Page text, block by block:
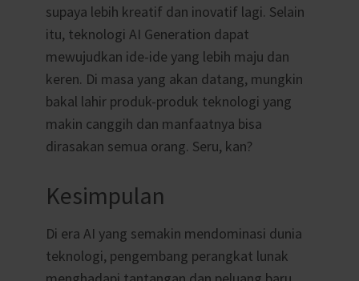
supaya lebih kreatif dan inovatif lagi. Selain
itu, teknologi AI Generation dapat
mewujudkan ide-ide yang lebih maju dan
keren. Di masa yang akan datang, mungkin
bakal lahir produk-produk teknologi yang
makin canggih dan manfaatnya bisa
dirasakan semua orang. Seru, kan?
Kesimpulan
Di era AI yang semakin mendominasi dunia
teknologi, pengembang perangkat lunak